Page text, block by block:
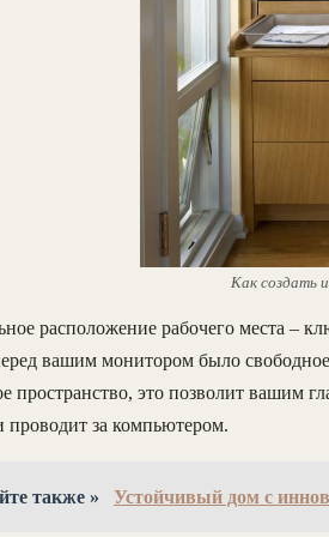
Как создать
расположение рабочего места –
вашим монитором было свободное
пространство, это позволит вашим
проводит за компьютером.
также » Устойчивый дом с